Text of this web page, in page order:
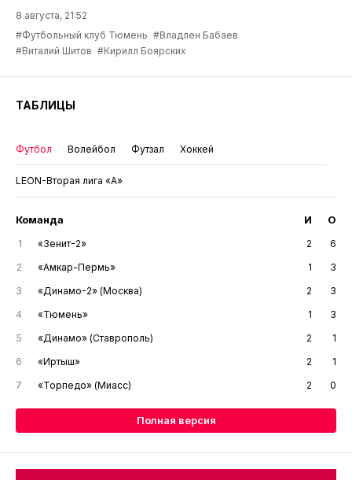
8 августа, 21:52
#Футбольный клуб Тюмень #Владлен Бабаев
#Виталий Шитов #Кирилл Боярских
ТАБЛИЦЫ
Футбол Волейбол Футзал Хоккей
LEON-Вторая лига «А»
Команда И О
1 «Зенит-2» 2
6
2
«Амкар-Пермь» 1
3
3
«Динамо-2» (Москва) 2
3
4
«Тюмень» 1
3
5
«Динамо» (Ставрополь) 2
1
6
«Иртыш» 2
1
7
«Торпедо» (Миасс) 2 0
Полная версия